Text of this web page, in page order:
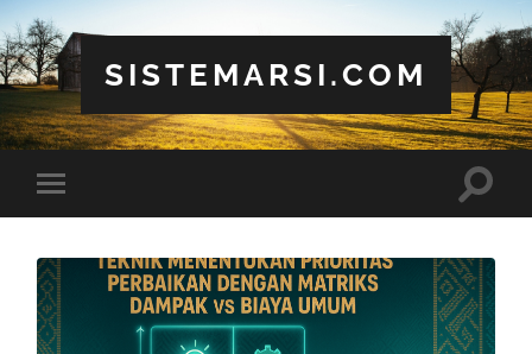
SISTEMARSI.COM
Toggle
mobile
Toggle